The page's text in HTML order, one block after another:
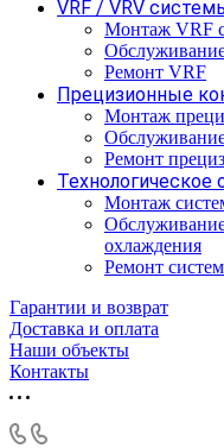
VRF / VRV
Монтаж VRF
Ремонт VRF
Прецизионные
Монтаж
Ремонт
Технологическое
Монтаж
охлаждения
Ремонт
Гарантии и возврат
Доставка и оплата
Наши объекты
Контакты